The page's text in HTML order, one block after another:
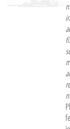
Le Nord de